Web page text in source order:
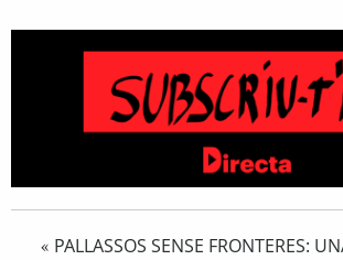
« PALLASSOS SENSE FRONTERES: